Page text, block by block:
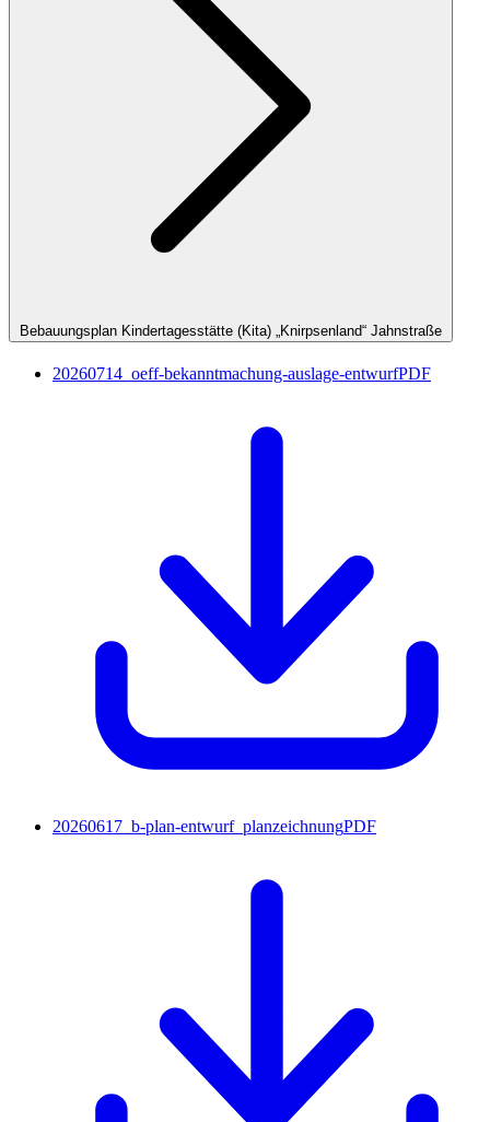
Bebauungsplan Kindertagesstätte (Kita) „Knirpsenland“ Jahnstraße
20260714_oeff-bekanntmachung-auslage-entwurfPDF
20260617_b-plan-entwurf_planzeichnungPDF